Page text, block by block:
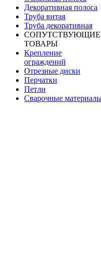
Декоративная полоса
Труба витая
Труба декоративная
СОПУТСТВУЮЩИЕ
ТОВАРЫ
Крепление
ограждений
Отрезные диски
Перчатки
Петли
Сварочные